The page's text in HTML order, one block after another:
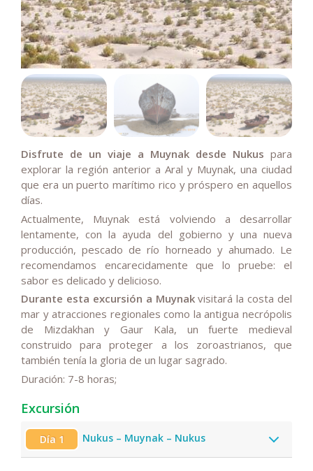
Disfrute de un viaje a Muynak desde Nukus para
explorar la región anterior a Aral y Muynak, una ciudad
que era un puerto marítimo rico y próspero en aquellos
días.
Actualmente, Muynak está volviendo a desarrollar
lentamente, con la ayuda del gobierno y una nueva
producción, pescado de río horneado y ahumado. Le
recomendamos encarecidamente que lo pruebe: el
sabor es delicado y delicioso.
Durante esta excursión a Muynakvisitará la costa del
mar y atracciones regionales como la antigua necrópolis
de Mizdakhan y Gaur Kala, un fuerte medieval
construido para proteger a los zoroastrianos, que
también tenía la gloria de un lugar sagrado.
Duración: 7-8 horas;
Excursión
Día 1 Nukus – Muynak – Nukus